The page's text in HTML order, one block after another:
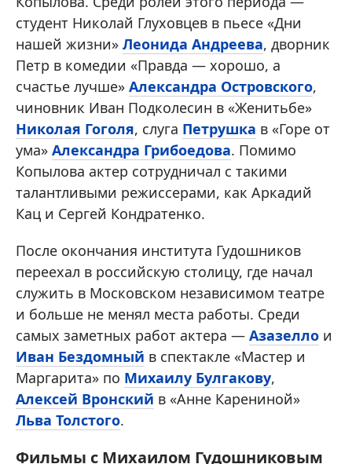
студент Николай Глуховцев в пьесе «Дни
нашей жизни» Леонида Андреева, дворник
Петр в комедии «Правда — хорошо, а
счастье лучше» Александра Островского,
чиновник Иван Подколесин в «Женитьбе»
Николая Гоголя, слуга Петрушка в «Горе от
ума» Александра Грибоедова. Помимо
Копылова актер сотрудничал с такими
талантливыми режиссерами, как Аркадий
Кац и Сергей Кондратенко.
После окончания института Гудошников
переехал в российскую столицу, где начал
служить в Московском независимом театре
и больше не менял места работы. Среди
самых заметных работ актера — Азазелло и
Иван Бездомный в спектакле «Мастер и
Маргарита» по Михаилу Булгакову,
Алексей Вронский в «Анне Карениной»
Льва Толстого.
Фильмы с Михаилом Гудошниковым